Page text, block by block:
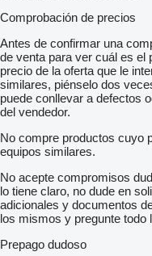
Comprobación de precios
Antes de confirmar una
de venta para ver cuál es el
precio de la oferta que le
similares, piénselo dos
puede conllevar a defectos
del vendedor.
No compre productos cuyo
equipos similares.
No acepte compromisos
lo tiene claro, no dude en
adicionales y documentos
los mismos y pregunte todo
Prepago dudoso